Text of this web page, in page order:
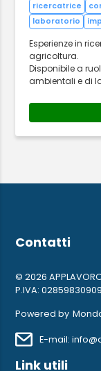
ricercatrice
laboratorio
Esperienze in
agricoltura.
Disponibile a
ambientali e di
Contatti
© 2026
P.IVA: 02859830909
Powered by
E-mail:
Link utili